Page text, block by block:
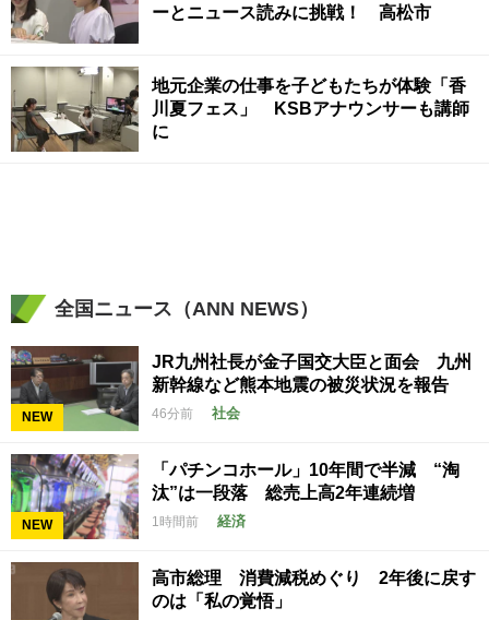
ーとニュース読みに挑戦！ 高松市
地元企業の仕事を子どもたちが体験「香
川夏フェス」 KSBアナウンサーも講師
に
全国ニュース（ANN NEWS）
NEW
JR九州社長が金子国交大臣と面会 九州
新幹線など熊本地震の被災状況を報告
46分前 社会
NEW
「パチンコホール」10年間で半減 “淘
汰”は一段落 総売上高2年連続増
1時間前 経済
高市総理 消費減税めぐり 2年後に戻す
のは「私の覚悟」